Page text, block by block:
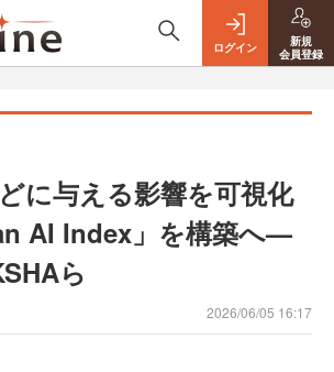
ログイン
新規
会員登録
に与える影響を可視化
AI Index」を構築へ—
ら
2026/06/05 16:17